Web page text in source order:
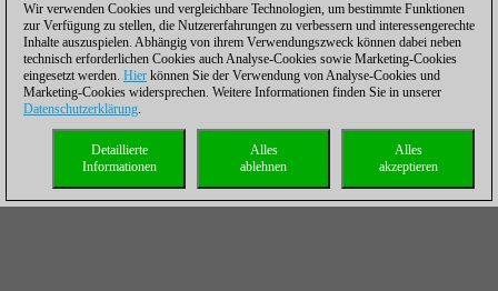
Wir verwenden Cookies und vergleichbare Technologien, um bestimmte Funktionen
zur Verfügung zu stellen, die Nutzererfahrungen zu verbessern und interessengerechte
Inhalte auszuspielen. Abhängig von ihrem Verwendungszweck können dabei neben
technisch erforderlichen Cookies auch Analyse-Cookies sowie Marketing-Cookies
eingesetzt werden. Hier können Sie der Verwendung von Analyse-Cookies und
Marketing-Cookies widersprechen. Weitere Informationen finden Sie in unserer
Datenschutzerklärung.
Alles
akzeptieren
Alles
ablehnen
Detaillierte
Informationen